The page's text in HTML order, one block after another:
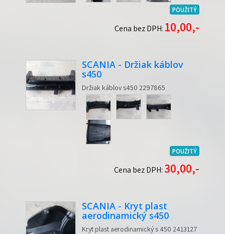
POUŽITÝ
Cena bez DPH: 10,00,-
SCANIA - Držiak káblov
s450
Držiak káblov s450 2297865
POUŽITÝ
Cena bez DPH: 30,00,-
SCANIA - Kryt plast
aerodinamický s450
Kryt plast aerodinamický s 450 2413127